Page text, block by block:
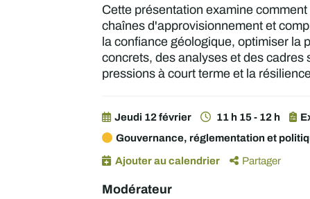
Cette présentation examine
chaînes d'approvisionnement et
la confiance géologique, optimiser la
concrets, des analyses et des
pressions à court terme et la
Jeudi 12 février 11 h 15 - 12 h
Gouvernance, réglementation et
Ajouter au calendrier
Partager
Modérateur